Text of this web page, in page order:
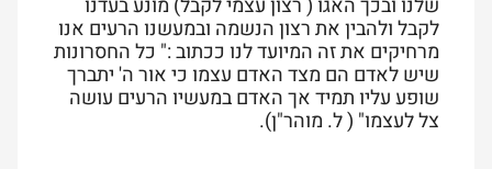
שלנו ובכך האגו ( רצון עצמי לקבל) מונע בעדנו
לקבל ולהבין את רצון הנשמה ובמעשנו הרעים אנו
מרחיקים את זה המיועד לנו ככתוב :" כל החסרונות
שיש לאדם הם מצד האדם עצמו כי אור ה' יתברך
שופע עליו תמיד אך האדם במעשיו הרעים עושה
צל לעצמו" ( ל. מוהר"ן).